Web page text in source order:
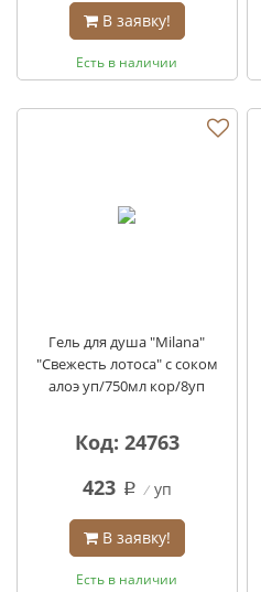
В заявку!
Есть в наличии
Гель для душа "Milana"
"Свежесть лотоса" с соком
алоэ уп/750мл кор/8уп
Код: 24763
423 q уп
В заявку!
Есть в наличии